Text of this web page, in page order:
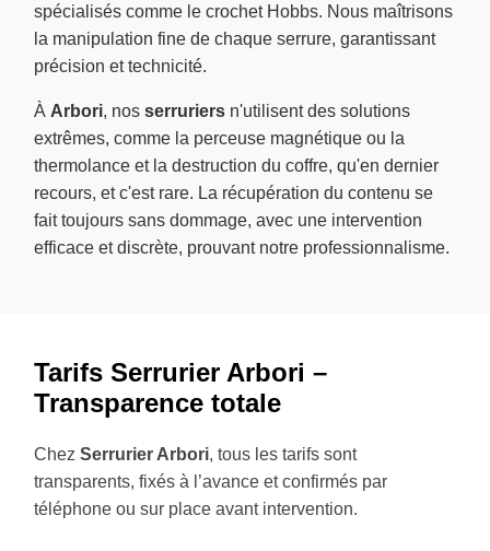
spécialisés comme le crochet Hobbs. Nous maîtrisons
la manipulation fine de chaque serrure, garantissant
précision et technicité.
À Arbori, nos serruriers n'utilisent des solutions
extrêmes, comme la perceuse magnétique ou la
thermolance et la destruction du coffre, qu'en dernier
recours, et c'est rare. La récupération du contenu se
fait toujours sans dommage, avec une intervention
efficace et discrète, prouvant notre professionnalisme.
Tarifs Serrurier Arbori –
Transparence totale
Chez Serrurier Arbori, tous les tarifs sont
transparents, fixés à l’avance et confirmés par
téléphone ou sur place avant intervention.